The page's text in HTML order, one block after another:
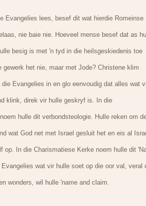
Evangelies lees, besef dit wat hierdie Romeinse
nie baie nie. Hoeveel mense besef dat as
besig is met 'n tyd in die heilsgeskiedenis toe
gewerk het nie, maar met Jode? Christene klim
Evangelies in en glo eenvoudig dat alles wat
klink, direk vir hulle geskryf is. In die
hulle dit verbondsteologie. Hulle reken om
wat God net met Israel gesluit het en eis al
op. In die Charismatiese Kerke noem hulle dit
wat vir hulle soet op die oor val, veral
wonders, wil hulle 'name and claim.